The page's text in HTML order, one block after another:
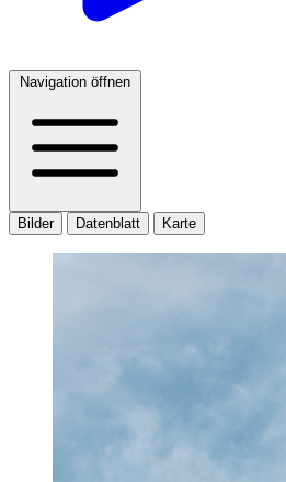
Navigation öffnen
Bilder Datenblatt Karte